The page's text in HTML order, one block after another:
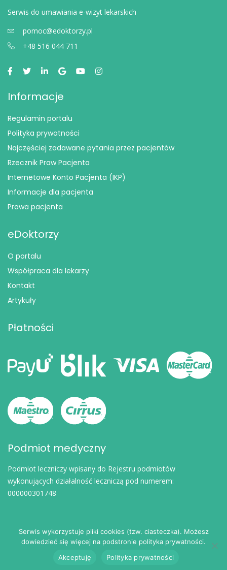
Serwis do umawiania e-wizyt lekarskich
pomoc@edoktorzy.pl
+48 516 044 711
Informacje
Regulamin portalu
Polityka prywatności
Najczęściej zadawane pytania przez pacjentów
Rzecznik Praw Pacjenta
Internetowe Konto Pacjenta (IKP)
Informacje dla pacjenta
Prawa pacjenta
eDoktorzy
O portalu
Współpraca dla lekarzy
Kontakt
Artykuły
Płatności
Podmiot medyczny
Podmiot leczniczy wpisany do Rejestru podmiotów
wykonujących działalność leczniczą pod numerem:
000000301748
eDoktorzy.pl . Wszelkie prawa zastrzeżone.
Serwis wykorzystuje pliki cookies (tzw. ciasteczka). Możesz
dowiedzieć się więcej na podstronie polityka prywatności.
Akceptuję
Polityka prywatności